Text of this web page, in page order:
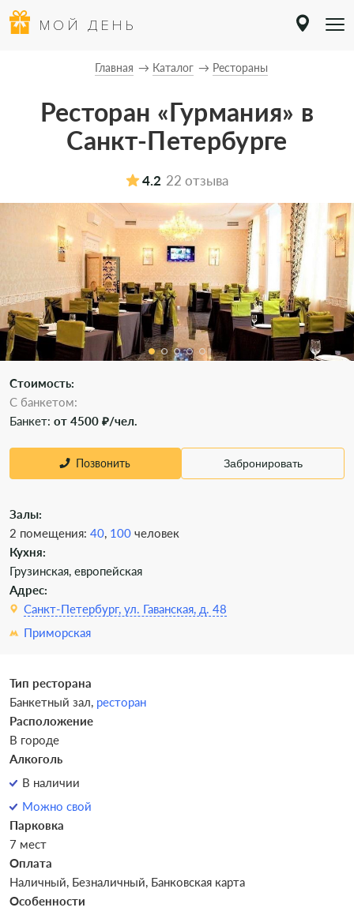
МОЙ ДЕНЬ
Главная Каталог Рестораны
Ресторан «Гурмания» в
Санкт-Петербурге
4.2 22 отзыва
Стоимость:
С банкетом:
Банкет: от 4500 ₽/чел.
Позвонить Забронировать
Залы:
2 помещения: 40, 100 человек
Кухня:
Грузинская, европейская
Адрес:
Санкт-Петербург, ул. Гаванская, д. 48
Приморская
Тип ресторана
Банкетный зал, ресторан
Расположение
В городе
Алкоголь
В наличии
Можно свой
Парковка
7 мест
Оплата
Наличный, Безналичный, Банковская карта
Особенности